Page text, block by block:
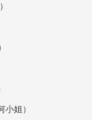
姐）